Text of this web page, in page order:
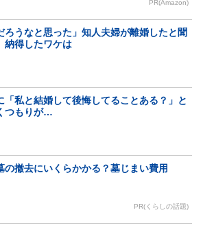
PR(Amazon)
ろうなと思った」知人夫婦が離婚したと聞
納得したワケは
「私と結婚して後悔してることある？」と
つもりが…
の撤去にいくらかかる？墓じまい費用
PR(くらしの話題)